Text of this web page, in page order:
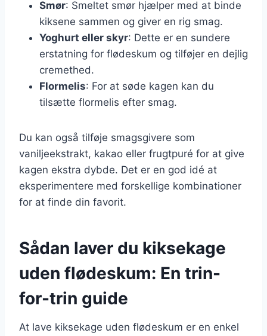
Smør: Smeltet smør hjælper med at binde
kiksene sammen og giver en rig smag.
Yoghurt eller skyr: Dette er en sundere
erstatning for flødeskum og tilføjer en dejlig
cremethed.
Flormelis: For at søde kagen kan du
tilsætte flormelis efter smag.
Du kan også tilføje smagsgivere som
vaniljeekstrakt, kakao eller frugtpuré for at give
kagen ekstra dybde. Det er en god idé at
eksperimentere med forskellige kombinationer
for at finde din favorit.
Sådan laver du kiksekage
uden flødeskum: En trin-
for-trin guide
At lave kiksekage uden flødeskum er en enkel